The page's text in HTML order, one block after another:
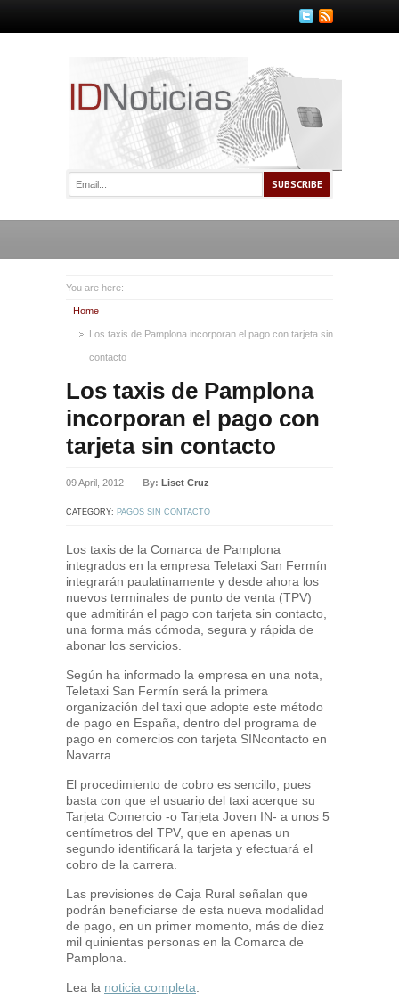
You are here:
Home
Los taxis de Pamplona incorporan el pago con tarjeta sin
contacto
Los taxis de Pamplona
incorporan el pago con
tarjeta sin contacto
09 April, 2012 By: Liset Cruz
CATEGORY: PAGOS SIN CONTACTO
Los taxis de la Comarca de Pamplona
integrados en la empresa Teletaxi San Fermín
integrarán paulatinamente y desde ahora los
nuevos terminales de punto de venta (TPV)
que admitirán el pago con tarjeta sin contacto,
una forma más cómoda, segura y rápida de
abonar los servicios.
Según ha informado la empresa en una nota,
Teletaxi San Fermín será la primera
organización del taxi que adopte este método
de pago en España, dentro del programa de
pago en comercios con tarjeta SINcontacto en
Navarra.
El procedimiento de cobro es sencillo, pues
basta con que el usuario del taxi acerque su
Tarjeta Comercio -o Tarjeta Joven IN- a unos 5
centímetros del TPV, que en apenas un
segundo identificará la tarjeta y efectuará el
cobro de la carrera.
Las previsiones de Caja Rural señalan que
podrán beneficiarse de esta nueva modalidad
de pago, en un primer momento, más de diez
mil quinientas personas en la Comarca de
Pamplona.
Lea la noticia completa